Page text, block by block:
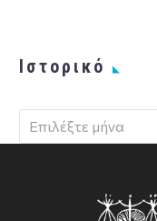
Ιστορικό
Επιλέξτε μήνα